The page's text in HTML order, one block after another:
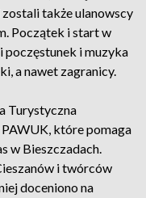
także ulanowscy
Początek i start w
poczęstunek i muzyka
a nawet zagranicy.
Turystyczna
które pomaga
w Bieszczadach.
i twórców
doceniono na